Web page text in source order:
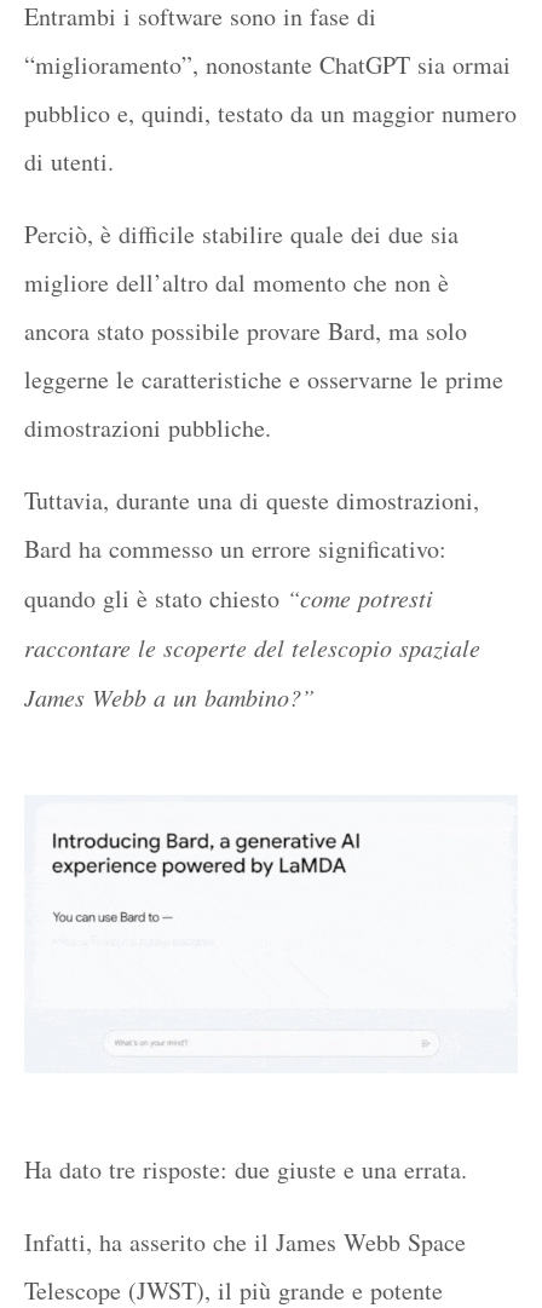
Entrambi i software sono in fase di
“miglioramento”, nonostante ChatGPT sia ormai
pubblico e, quindi, testato da un maggior numero
di utenti.
Perciò, è difficile stabilire quale dei due sia
migliore dell’altro dal momento che non è
ancora stato possibile provare Bard, ma solo
leggerne le caratteristiche e osservarne le prime
dimostrazioni pubbliche.
Tuttavia, durante una di queste dimostrazioni,
Bard ha commesso un errore significativo:
quando gli è stato chiesto “come potresti
raccontare le scoperte del telescopio spaziale
James Webb a un bambino?”
Ha dato tre risposte: due giuste e una errata.
Infatti, ha asserito che il James Webb Space
Telescope (JWST), il più grande e potente